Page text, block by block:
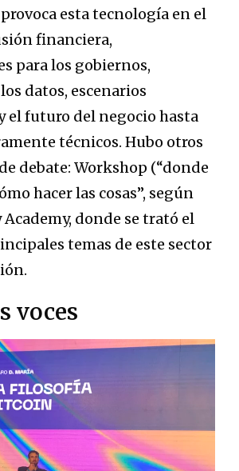
esta tecnología en el
financiera,
para los gobiernos,
datos, escenarios
el futuro del negocio hasta
técnicos. Hubo otros
debate: Workshop (“donde
hacer las cosas”, según
donde se trató el
temas de este sector
voces